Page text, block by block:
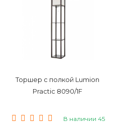
Торшер с полкой Lumion
Practic 8090/1F
В наличии 45